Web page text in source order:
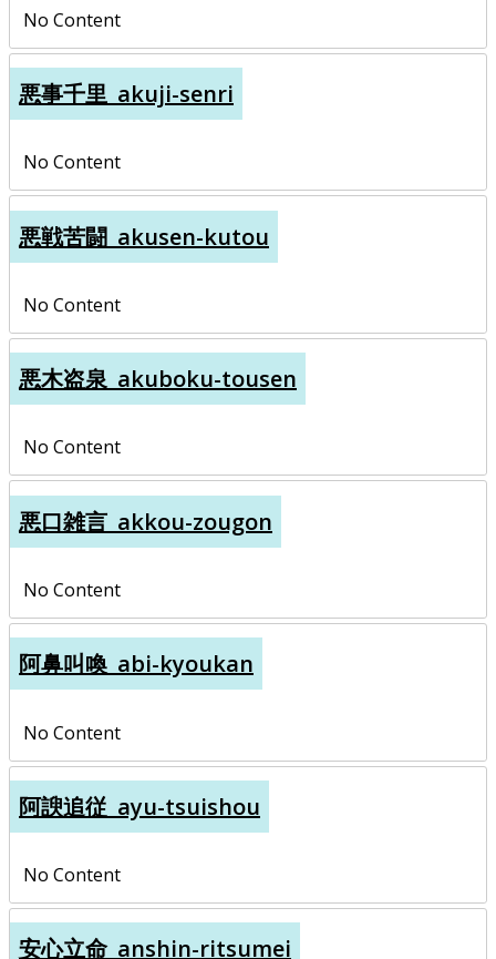
No Content
悪事千里_akuji-senri
No Content
悪戦苦闘_akusen-kutou
No Content
悪木盗泉_akuboku-tousen
No Content
悪口雑言_akkou-zougon
No Content
阿鼻叫喚_abi-kyoukan
No Content
阿諛追従_ayu-tsuishou
No Content
安心立命_anshin-ritsumei